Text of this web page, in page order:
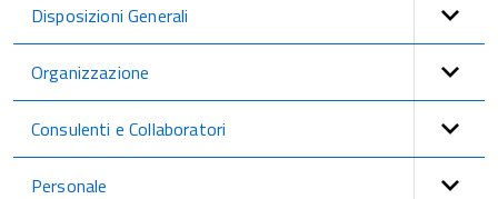
Disposizioni Generali
Organizzazione
Consulenti e Collaboratori
Personale